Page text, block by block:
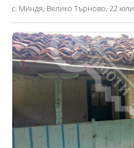
с. Миндя, Велико Търново, 22 юли